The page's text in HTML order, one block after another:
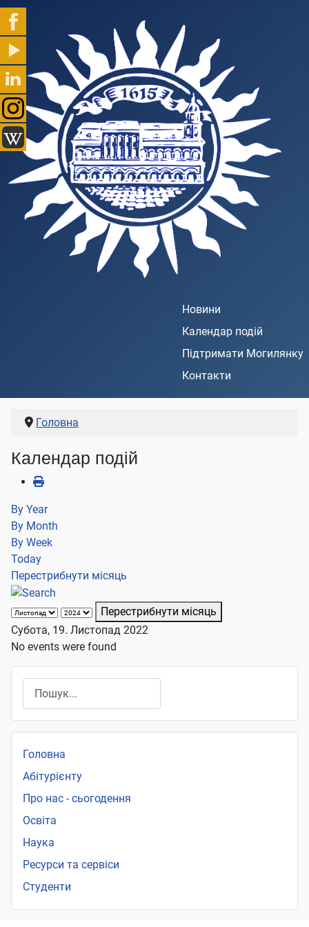
Новини
Календар подій
Підтримати Могилянку
Контакти
Головна
Календар подій
By Year
By Month
By Week
Today
Перестрибнути місяць
Перестрибнути місяць
Субота, 19. Листопад 2022
No events were found
Головна
Абітурієнту
Про нас - сьогодення
Освіта
Наука
Ресурси та сервіси
Студенти